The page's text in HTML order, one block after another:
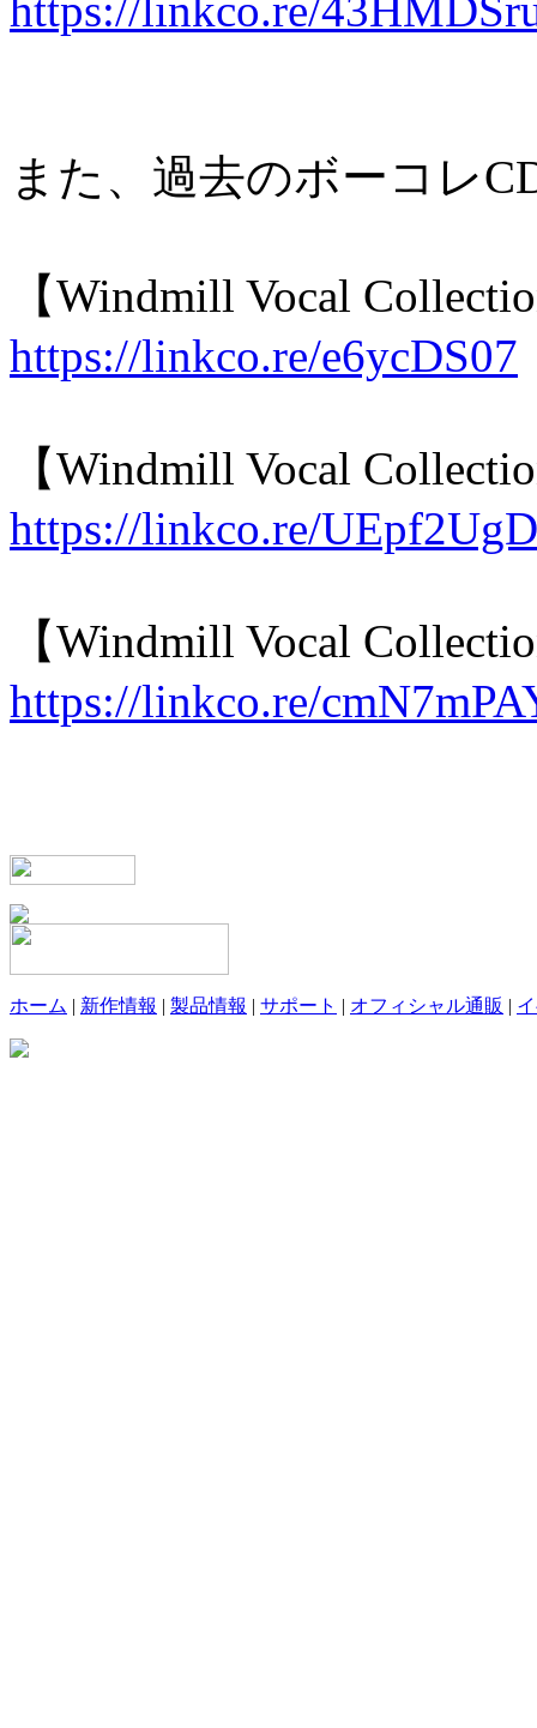
また、過去のボーコレ
【Windmill Vocal
https://linkco.re/e6ycDS07
【Windmill Vocal
https://linkco.re/UEpf2UgD
【Windmill Vocal
https://linkco.re/
ホーム | 新作情報 | 製品情報 | サポート | オフィシャル通販 |